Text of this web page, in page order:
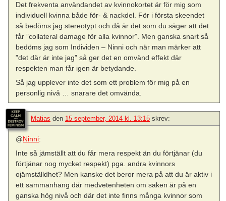
Det frekventa användandet av kvinnokortet är för mig som
individuell kvinna både för- & nackdel. För i första skeendet
så bedöms jag stereotypt och då är det som du säger att det
får ”collateral damage för alla kvinnor”. Men ganska snart så
bedöms jag som Individen – Ninni och när man märker att
”det där är inte jag” så ger det en omvänd effekt där
respekten man får igen är betydande.
Så jag upplever inte det som ett problem för mig på en
personlig nivå … snarare det omvända.
Matias den 15 september, 2014 kl. 13:15 skrev:
@Ninni:
Inte så jämställt att du får mera respekt än du förtjänar (du
förtjänar nog mycket respekt) pga. andra kvinnors
ojämställdhet? Men kanske det beror mera på att du är aktiv i
ett sammanhang där medvetenheten om saken är på en
ganska hög nivå och där det inte finns många kvinnor som